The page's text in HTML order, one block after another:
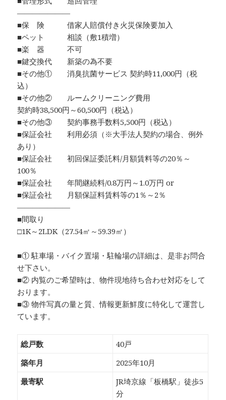
―――――――
■保 険 借家人賠償付き火災保険要加入
■ペット 相談（敷1積増）
■楽 器 不可
■鍵交換代 新築の為不要
■その他① 消臭抗菌サービス 契約時11,000円（税
込）
■その他② ルームクリーニング費用
契約時38,500円～60,500円（税込）
■その他③ 契約事務手数料5,500円（税込）
■保証会社 利用必須（※大手法人契約の場合、例外
あり）
■保証会社 初回保証委託料/月額賃料等の20％～
100％
■保証会社 年間継続料/0.8万円～1.0万円 or
■保証会社 月額保証料賃料等の1％～2％
―――――――
■間取り
□1K～2LDK（27.54㎡～59.39㎡）
■① 駐車場・バイク置場・駐輪場の詳細は、是非お問合
せ下さい。
■② 内覧のご希望時は、物件現地待ち合わせ対応をして
おります。
■③ 物件写真の量と質、情報更新鮮度に特化して運営し
ています。
総戸数
40戸
築年月
2025年10月
最寄駅
JR埼京線「板橋駅」徒歩5
分